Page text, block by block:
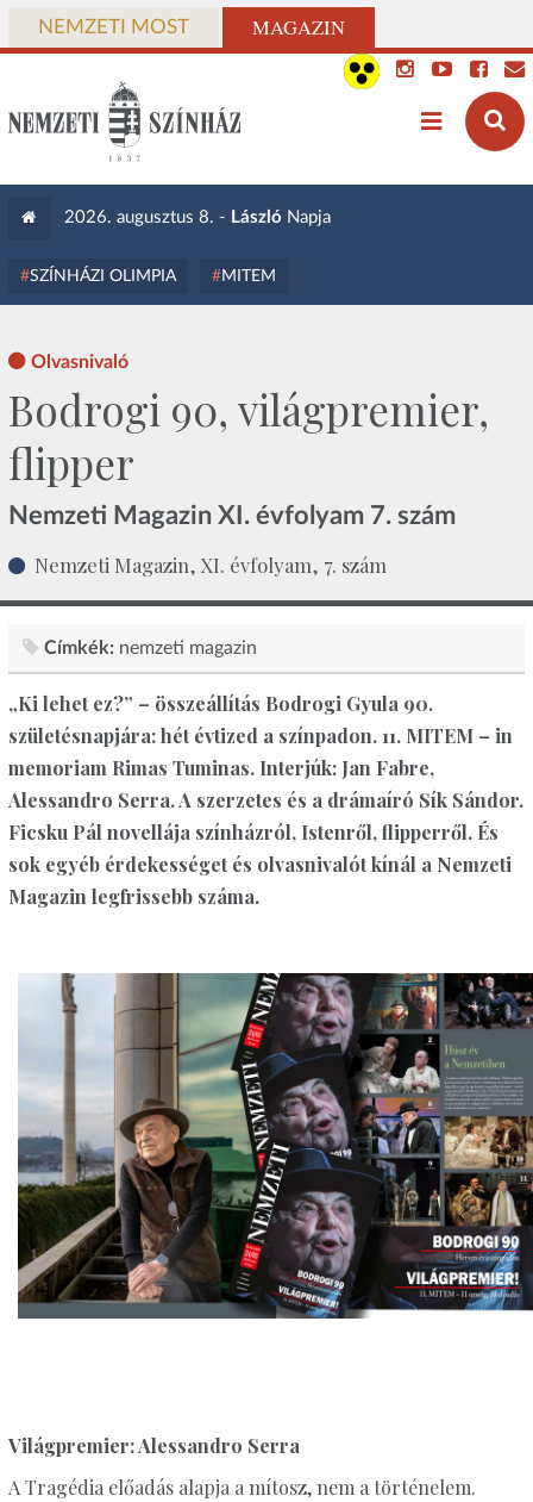
NEMZETI MOST MAGAZIN
2026. augusztus 8. - László Napja
SZÍNHÁZI OLIMPIA MITEM
Olvasnivaló
Bodrogi 90, világpremier,
flipper
Nemzeti Magazin XI. évfolyam 7. szám
Nemzeti Magazin, XI. évfolyam, 7. szám
Címkék: nemzeti magazin
„Ki lehet ez?” – összeállítás Bodrogi Gyula 90.
születésnapjára: hét évtized a színpadon. 11. MITEM – in
memoriam Rimas Tuminas. Interjúk: Jan Fabre,
Alessandro Serra. A szerzetes és a drámaíró Sík Sándor.
Ficsku Pál novellája színházról, Istenről, flipperről. És
sok egyéb érdekességet és olvasnivalót kínál a Nemzeti
Magazin legfrissebb száma.
Világpremier: Alessandro Serra
A Tragédia előadás alapja a mítosz, nem a történelem.